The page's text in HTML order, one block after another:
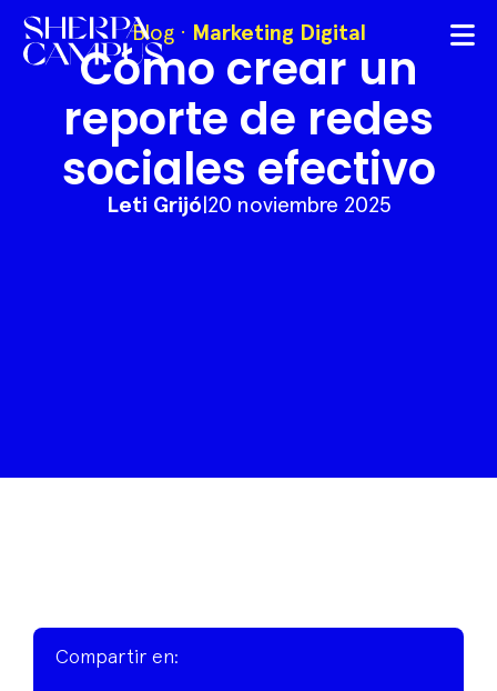
Blog· Marketing Digital
Cómo crear un
reporte de redes
sociales efectivo
Leti Grijó 20 noviembre 2025
Compartir en: